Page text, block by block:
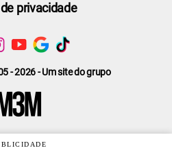
- 2026 - Um site do grupo
privacidade